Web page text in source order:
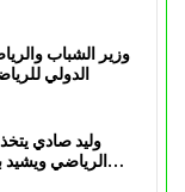
وزير الشباب
الدولي
وليد صادي
الرياضي ويشيد